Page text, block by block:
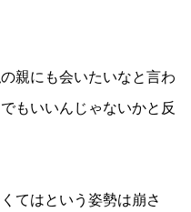
親にも会いたいなと言わ
もいいんじゃないかと反
てはという姿勢は崩さ